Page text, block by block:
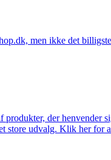
men ikke det
produkter, der
store udvalg. Klik her for